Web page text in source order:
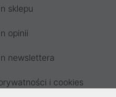
sklepu
opinii
newslettera
i cookies